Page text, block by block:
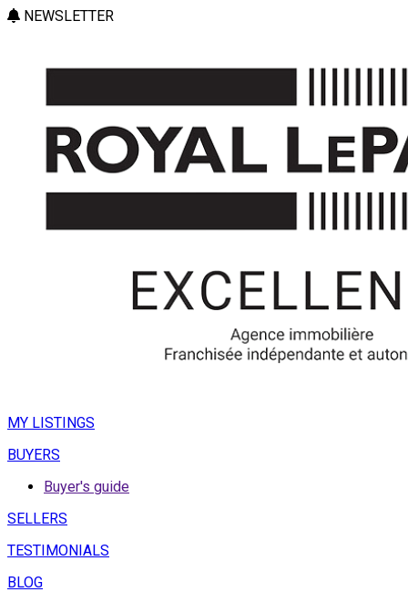
NEWSLETTER
MY LISTINGS
BUYERS
Buyer's guide
SELLERS
TESTIMONIALS
BLOG